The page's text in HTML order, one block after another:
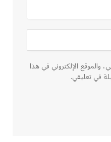
والموقع الإلكتروني في هذا
في تعليقي.